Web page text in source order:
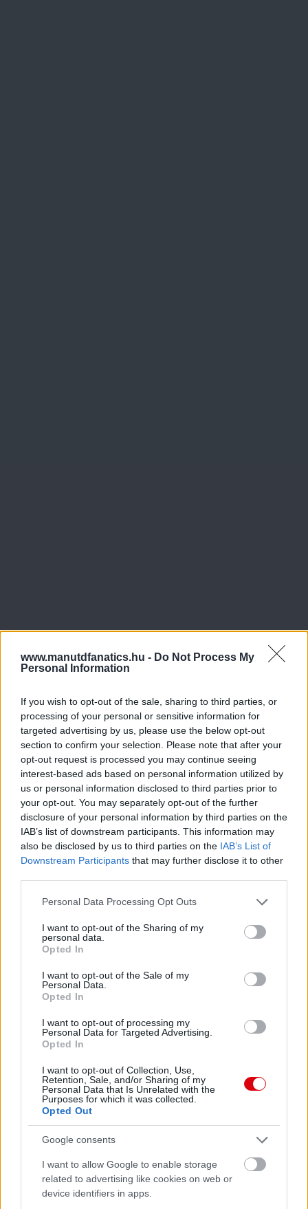
www.manutdfanatics.hu - Do Not Process My
Personal Information
If you wish to opt-out of the sale, sharing to third parties, or
processing of your personal or sensitive information for
targeted advertising by us, please use the below opt-out
section to confirm your selection. Please note that after your
opt-out request is processed you may continue seeing
interest-based ads based on personal information utilized by
us or personal information disclosed to third parties prior to
your opt-out. You may separately opt-out of the further
disclosure of your personal information by third parties on the
IAB’s list of downstream participants. This information may
also be disclosed by us to third parties on the IAB’s List of
Downstream Participants that may further disclose it to other
Please note that this website/app uses one or more Google
not limited to your visit or usage behaviour. You may click to
grant or deny consent to Google and its third-party tags to
use your data for below specified purposes in below Google
consent section.
Personal Data Processing Opt Outs
I want to opt-out of the Sharing of my
personal data.
Opted In
I want to opt-out of the Sale of my
Personal Data.
Opted In
I want to opt-out of processing my
Personal Data for Targeted Advertising.
Opted In
I want to opt-out of Collection, Use,
Retention, Sale, and/or Sharing of my
Personal Data that Is Unrelated with the
Purposes for which it was collected.
Opted Out
Google consents
I want to allow Google to enable storage
related to advertising like cookies on web or
device identifiers in apps.
Meccs Center
Paris Saint-Germain